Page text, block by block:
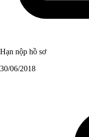
Hạn nộp hồ sơ
30/06/2018